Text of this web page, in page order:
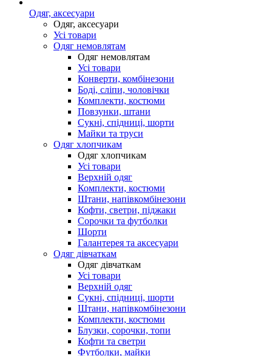
Одяг, аксесуари
Одяг, аксесуари
Усі товари
Одяг немовлятам
Одяг немовлятам
Усі товари
Конверти, комбінезони
Боді, сліпи, чоловічки
Комплекти, костюми
Повзунки, штани
Сукні, спідниці, шорти
Майки та труси
Одяг хлопчикам
Одяг хлопчикам
Усі товари
Верхній одяг
Комплекти, костюми
Штани, напівкомбінезони
Кофти, светри, піджаки
Сорочки та футболки
Шорти
Галантерея та аксесуари
Одяг дівчаткам
Одяг дівчаткам
Усі товари
Верхній одяг
Сукні, спідниці, шорти
Штани, напівкомбінезони
Комплекти, костюми
Блузки, сорочки, топи
Кофти та светри
Футболки, майки